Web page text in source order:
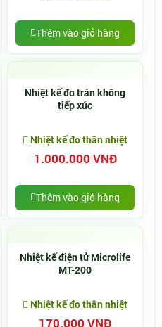
Thêm vào giỏ hàng
Nhiệt kế đo trán không
tiếp xúc
Nhiệt kế đo thân nhiệt
1.000.000 VNĐ
Thêm vào giỏ hàng
Nhiệt kế điện tử Microlife
MT-200
Nhiệt kế đo thân nhiệt
170.000 VNĐ